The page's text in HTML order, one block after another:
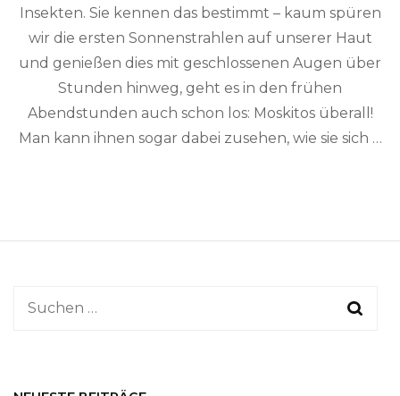
Insekten. Sie kennen das bestimmt – kaum spüren
wir die ersten Sonnenstrahlen auf unserer Haut
und genießen dies mit geschlossenen Augen über
Stunden hinweg, geht es in den frühen
Abendstunden auch schon los: Moskitos überall!
Man kann ihnen sogar dabei zusehen, wie sie sich …
Suchen